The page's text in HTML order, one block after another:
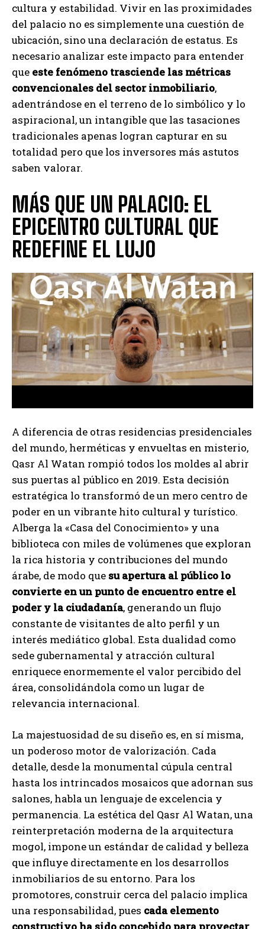
cultura y estabilidad. Vivir en las proximidades
del palacio no es simplemente una cuestión de
ubicación, sino una declaración de estatus. Es
necesario analizar este impacto para entender
que este fenómeno trasciende las métricas
convencionales del sector inmobiliario,
adentrándose en el terreno de lo simbólico y lo
aspiracional, un intangible que las tasaciones
tradicionales apenas logran capturar en su
totalidad pero que los inversores más astutos
saben valorar.
MÁS QUE UN PALACIO: EL
EPICENTRO CULTURAL QUE
REDEFINE EL LUJO
A diferencia de otras residencias presidenciales
del mundo, herméticas y envueltas en misterio,
Qasr Al Watan rompió todos los moldes al abrir
sus puertas al público en 2019. Esta decisión
estratégica lo transformó de un mero centro de
poder en un vibrante hito cultural y turístico.
Alberga la «Casa del Conocimiento» y una
biblioteca con miles de volúmenes que exploran
la rica historia y contribuciones del mundo
árabe, de modo que su apertura al público lo
convierte en un punto de encuentro entre el
poder y la ciudadanía, generando un flujo
constante de visitantes de alto perfil y un
interés mediático global. Esta dualidad como
sede gubernamental y atracción cultural
enriquece enormemente el valor percibido del
área, consolidándola como un lugar de
relevancia internacional.
La majestuosidad de su diseño es, en sí misma,
un poderoso motor de valorización. Cada
detalle, desde la monumental cúpula central
hasta los intrincados mosaicos que adornan sus
salones, habla un lenguaje de excelencia y
permanencia. La estética del Qasr Al Watan, una
reinterpretación moderna de la arquitectura
mogol, impone un estándar de calidad y belleza
que influye directamente en los desarrollos
inmobiliarios de su entorno. Para los
promotores, construir cerca del palacio implica
una responsabilidad, pues cada elemento